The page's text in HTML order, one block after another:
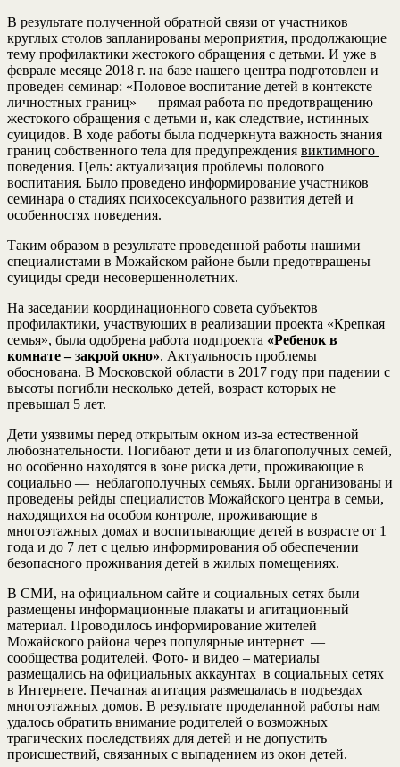
В результате полученной обратной связи от участников
круглых столов запланированы мероприятия, продолжающие
тему профилактики жестокого обращения с детьми. И уже в
феврале месяце 2018 г. на базе нашего центра подготовлен и
проведен семинар: «Половое воспитание детей в контексте
личностных границ» — прямая работа по предотвращению
жестокого обращения с детьми и, как следствие, истинных
суицидов. В ходе работы была подчеркнута важность знания
границ собственного тела для предупреждения виктимного
поведения. Цель: актуализация проблемы полового
воспитания. Было проведено информирование участников
семинара о стадиях психосексуального развития детей и
особенностях поведения.
Таким образом в результате проведенной работы нашими
специалистами в Можайском районе были предотвращены
суициды среди несовершеннолетних.
На заседании координационного совета субъектов
профилактики, участвующих в реализации проекта «Крепкая
семья», была одобрена работа подпроекта «Ребенок в
комнате – закрой окно». Актуальность проблемы
обоснована. В Московской области в 2017 году при падении с
высоты погибли несколько детей, возраст которых не
превышал 5 лет.
Дети уязвимы перед открытым окном из-за естественной
любознательности. Погибают дети и из благополучных семей,
но особенно находятся в зоне риска дети, проживающие в
социально — неблагополучных семьях. Были организованы и
проведены рейды специалистов Можайского центра в семьи,
находящихся на особом контроле, проживающие в
многоэтажных домах и воспитывающие детей в возрасте от 1
года и до 7 лет с целью информирования об обеспечении
безопасного проживания детей в жилых помещениях.
В СМИ, на официальном сайте и социальных сетях были
размещены информационные плакаты и агитационный
материал. Проводилось информирование жителей
Можайского района через популярные интернет —
сообщества родителей. Фото- и видео – материалы
размещались на официальных аккаунтах в социальных сетях
в Интернете. Печатная агитация размещалась в подъездах
многоэтажных домов. В результате проделанной работы нам
удалось обратить внимание родителей о возможных
трагических последствиях для детей и не допустить
происшествий, связанных с выпадением из окон детей.